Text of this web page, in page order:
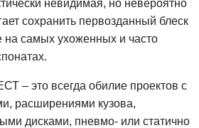
невидимая, но невероятно
сохранить первозданный блеск
на самых ухоженных и часто
– это всегда обилие проектов с
расширениями кузова,
дисками, пневмо- или статично